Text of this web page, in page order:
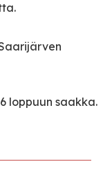
loppuun saakka.